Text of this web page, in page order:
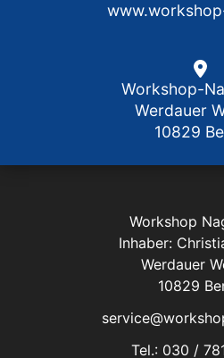
Workshop-
Werdauer
10829
Workshop
Inhaber:
Werdauer
10829
Tel.: 030 /